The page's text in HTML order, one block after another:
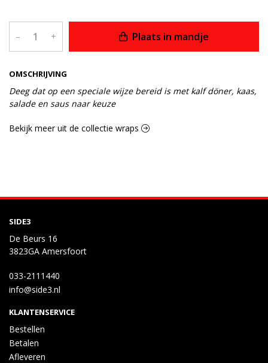
OMSCHRIJVING
Deeg dat op een speciale wijze bereid is met kalf döner, kaas,
salade en saus naar keuze
– + Plaats in mandje
Bekijk meer uit de collectie wraps
SIDE3
De Beurs 16
3823GA Amersfoort
033-2111440
info@side3.nl
KLANTENSERVICE
Bestellen
Betalen
Afleveren